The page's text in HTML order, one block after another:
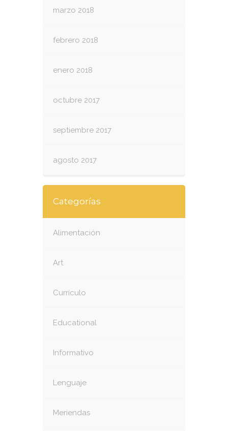
marzo 2018
febrero 2018
enero 2018
octubre 2017
septiembre 2017
agosto 2017
Categorías
Alimentación
Art
Currículo
Educational
Informativo
Lenguaje
Meriendas